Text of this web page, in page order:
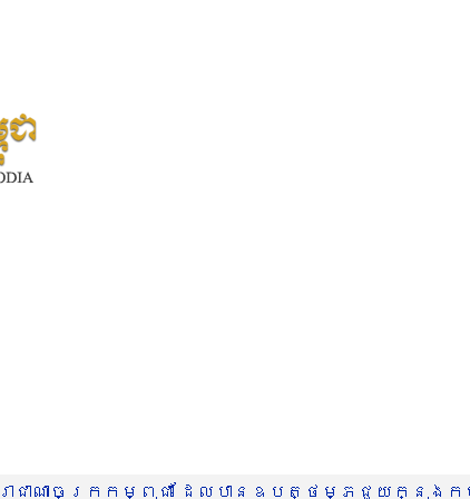
ាជាណាចក្រកម្ពុជា ដែលបានឧបត្ថម្ភជួយក្នុង